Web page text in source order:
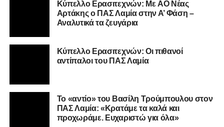
Ακολουθήστε τοlamiara.grστοGoogle Newsγια να
μαθαίνετε πρώτοι τα κυανόλευκα νέα στην Ελλάδα και τον
Facebook, στο Twitter και στο Instagram
για να
μαθαίνετε σε χρόνο dt όλα τα νέα.
Kύπελλο Ερασιτεχνών: Με AO Nέας
Αρτάκης ο ΠΑΣ Λαμία στην Α’ Φάση –
Αναλυτικά τα ζευγάρια
Κύπελλο Ερασιτεχνών: Οι πιθανοί
αντίπαλοι του ΠΑΣ Λαμία
Το «αντίο» του Βασίλη Τρούμπουλου στον
ΠΑΣ Λαμία: «Κρατάμε τα καλά και
προχωράμε. Ευχαριστώ για όλα»